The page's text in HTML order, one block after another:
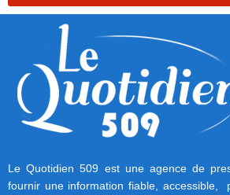
Le Quotidien 509 est une agence de
fournir une information fiable, accessible,